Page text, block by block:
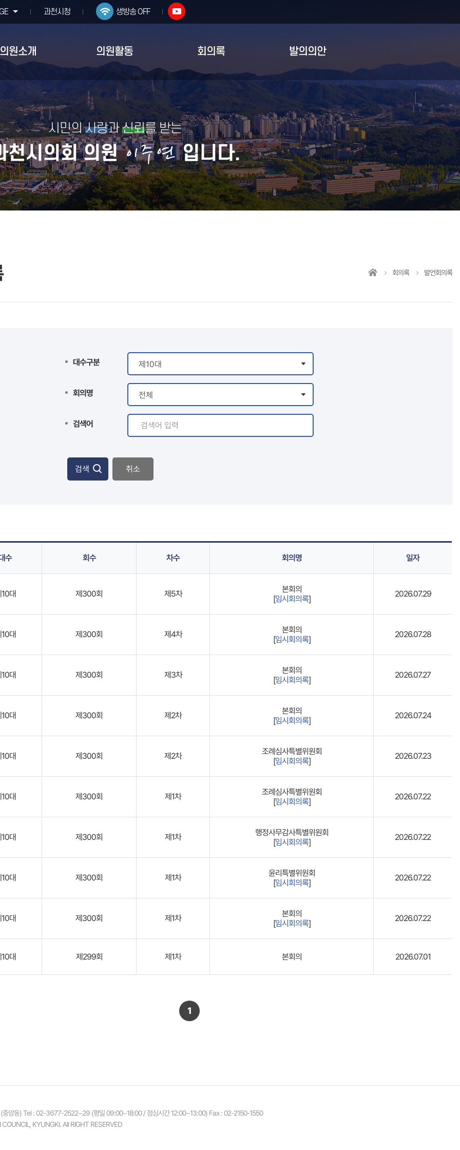
과천시청 생방송 OFF
의원소개 의원활동 회의록 발의의안
시민의사랑과신뢰를 받는
천시의회 의원이주연입니다.
회의록 발언회의록
대수구분
회의명
검색어
검색 취소
수 회수 차수 회의명 일자
10대 제300회 제5차
본회의
[임시회의록]
2026.07.29
10대 제300회 제4차
본회의
[임시회의록]
2026.07.28
10대 제300회 제3차
본회의
[임시회의록]
2026.07.27
10대 제300회 제2차
본회의
[임시회의록]
2026.07.24
10대 제300회 제2차
조례심사특별위원회
[임시회의록]
2026.07.23
10대 제300회 제1차
조례심사특별위원회
[임시회의록]
2026.07.22
10대 제300회 제1차
행정사무감사특별위원회
[임시회의록]
2026.07.22
10대 제300회 제1차
윤리특별위원회
[임시회의록]
2026.07.22
10대 제300회 제1차
본회의
[임시회의록]
2026.07.22
10대 제299회 제1차 본회의 2026.07.01
1
중앙동)Tel :02-3677-2522~29 (평일 09:00~18:00 / 점심시간 12:00~13:00) Fax : 02-2150-1550
KYUNGKI. All RIGHT RESERVED